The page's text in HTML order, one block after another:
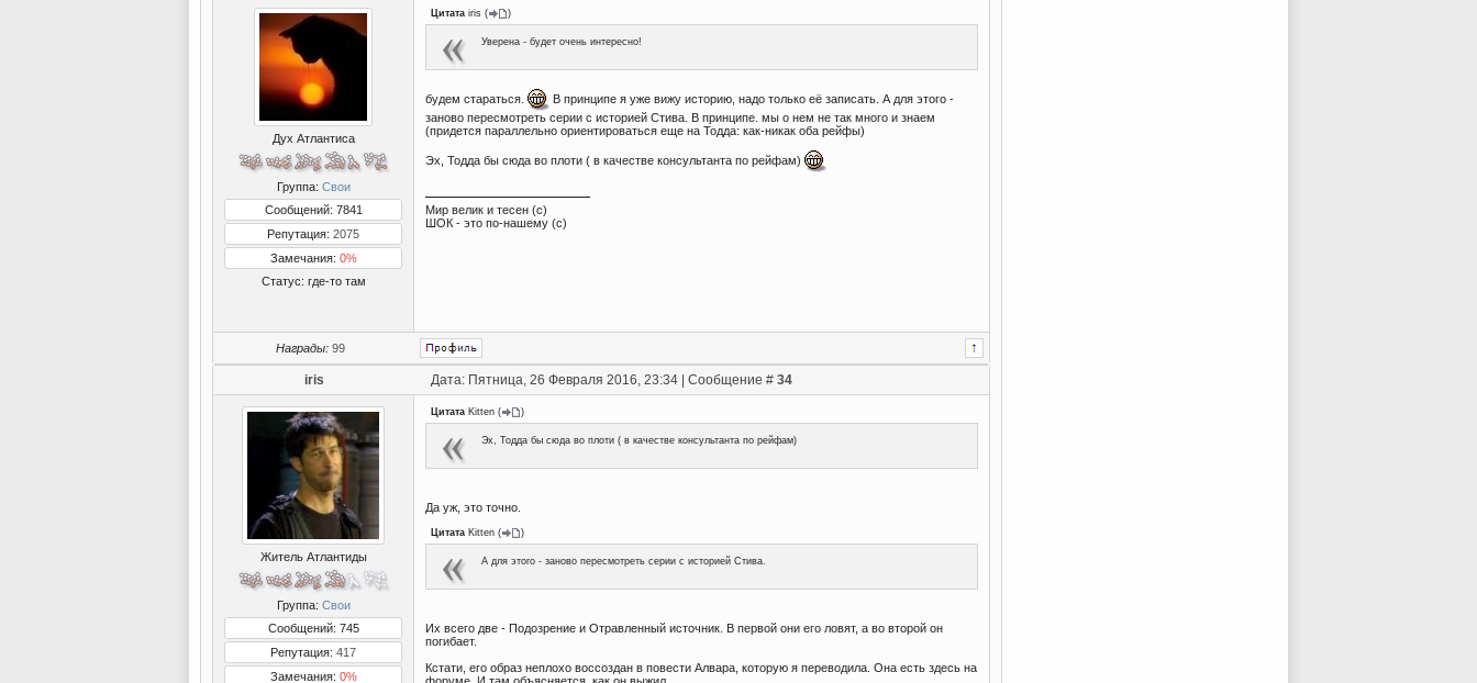
Дух Атлантиса
Группа: Свои
Сообщений: 7841
Репутация: 2075
Замечания: 0%
Статус: где-то там
Цитата iris ( )
Уверена - будет очень интересно!
будем стараться.
В принципе я уже вижу историю, надо только её записать. А для этого -
заново пересмотреть серии с историей Стива. В принципе. мы о нем не так много и знаем
(придется параллельно ориентироваться еще на Тодда: как-никак оба рейфы)
Эх, Тодда бы сюда во плоти ( в качестве консультанта по рейфам)
Мир велик и тесен (с)
ШОК - это по-нашему (с)
Награды: 99
iris Дата: Пятница, 26 Февраля 2016, 23:34 | Сообщение # 34
Житель Атлантиды
Группа: Свои
Сообщений: 745
Репутация: 417
Замечания: 0%
Цитата Kitten ( )
Эх, Тодда бы сюда во плоти ( в качестве консультанта по рейфам)
Да уж, это точно.
Цитата Kitten ( )
А для этого - заново пересмотреть серии с историей Стива.
Их всего две - Подозрение и Отравленный источник. В первой они его ловят, а во второй он
погибает.
Кстати, его образ неплохо воссоздан в повести Алвара, которую я переводила. Она есть здесь на